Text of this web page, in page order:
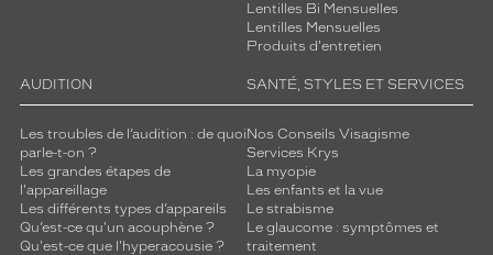
Lentilles Bi Mensuelles
Lentilles Mensuelles
Produits d'entretien
AUDITION
Les troubles de l’audition : de quoi
parle-t-on ?
Les grandes étapes de
l'appareillage
Les différents types d’appareils
Qu’est-ce qu'un acouphène ?
Qu'est-ce que l'hyperacousie ?
SANTÉ, STYLES ET SERVICES
Nos Conseils Visagisme
Services Krys
La myopie
Les enfants et la vue
Le strabisme
Le glaucome : symptômes et
traitement